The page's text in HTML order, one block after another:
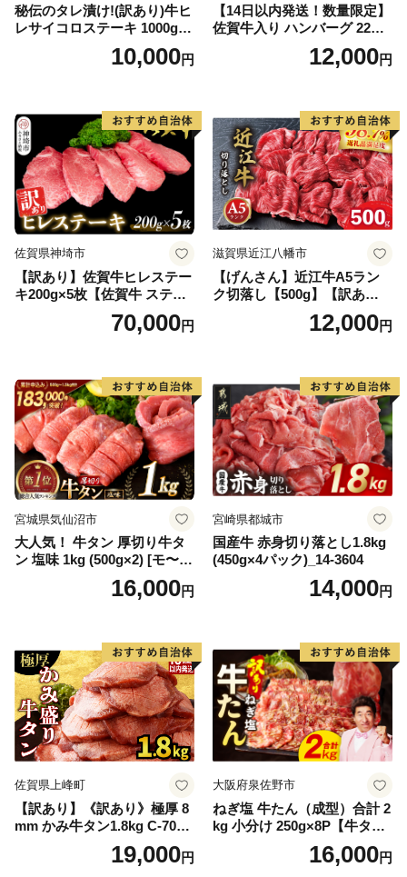
秘伝のタレ漬け!(訳あり)牛ヒ
レサイコロステーキ 1000g
10,000円
【14日以内発送！数量限定】
佐賀牛入り ハンバーグ 22個
2.6kg(120g×22個)【佐賀牛
黒毛和牛 ブランド牛 九州 ハ
気】(H083106)
12,000円
佐賀県神埼市
【訳あり】佐賀牛ヒレステー
キ200g×5枚【佐賀牛 ステー
キ ブランド肉 ヒレ肉 フィレ
肉 ジューシー ヘルシー】(H0
70,000円
滋賀県近江八幡市
【げんさん】近江牛A5ラン
ク切落し【500g】【訳あり】
12,000円
宮城県気仙沼市
大人気！ 牛タン 厚切り牛タ
ン 塩味 1kg (500g×2) [モ〜ラ
ンド 宮城県 気仙沼市 205646
60] 肉 牛肉 精肉 牛たん 牛タ
16,000円
宮崎県都城市
国産牛 赤身切り落とし1.8kg
(450g×4パック)_14-3604
14,000円
佐賀県上峰町
【訳あり】《訳あり》極厚 8
mm かみ牛タン1.8kg C-709-
19,000円
大阪府泉佐野市
ねぎ塩 牛たん（成型）合計 2
kg 小分け 250g×8P【牛タン
牛肉 焼肉用 薄切り 訳あり サ
16,000円